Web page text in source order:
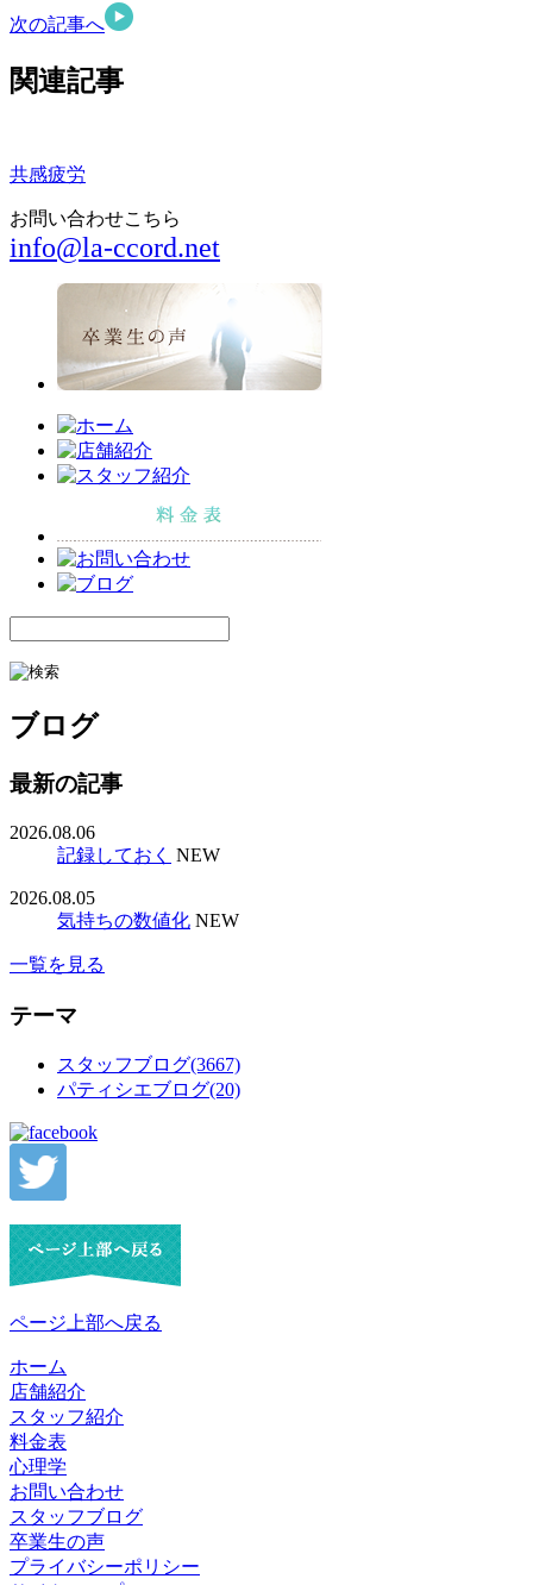
次の記事へ
関連記事
共感疲労
お問い合わせこちら
info@la-ccord.net
ブログ
最新の記事
2026.08.06
記録しておく NEW
2026.08.05
気持ちの数値化 NEW
一覧を見る
テーマ
スタッフブログ(3667)
パティシエブログ(20)
ページ上部へ戻る
ホーム
店舗紹介
スタッフ紹介
料金表
心理学
お問い合わせ
スタッフブログ
卒業生の声
プライバシーポリシー